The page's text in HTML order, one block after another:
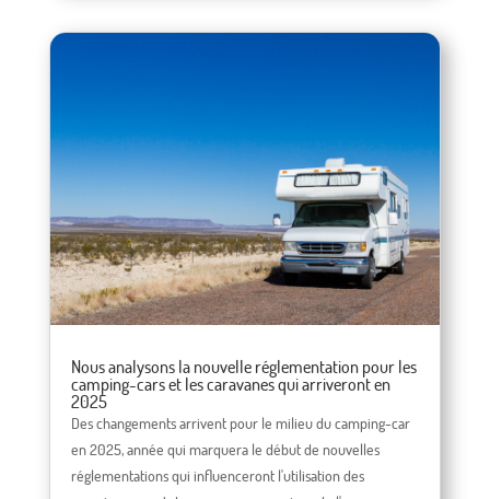
Nous analysons la nouvelle réglementation pour les
camping-cars et les caravanes qui arriveront en
2025
Des changements arrivent pour le milieu du camping-car
en 2025, année qui marquera le début de nouvelles
réglementations qui influenceront l'utilisation des